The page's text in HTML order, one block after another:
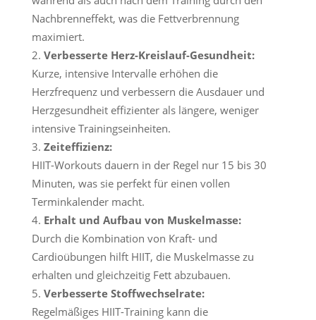
Nachbrenneffekt, was die Fettverbrennung
maximiert.
Verbesserte Herz-Kreislauf-Gesundheit:
Kurze, intensive Intervalle erhöhen die
Herzfrequenz und verbessern die Ausdauer und
Herzgesundheit effizienter als längere, weniger
intensive Trainingseinheiten.
Zeiteffizienz:
HIIT-Workouts dauern in der Regel nur 15 bis 30
Minuten, was sie perfekt für einen vollen
Terminkalender macht.
Erhalt und Aufbau von Muskelmasse:
Durch die Kombination von Kraft- und
Cardioübungen hilft HIIT, die Muskelmasse zu
erhalten und gleichzeitig Fett abzubauen.
Verbesserte Stoffwechselrate:
Regelmäßiges HIIT-Training kann die